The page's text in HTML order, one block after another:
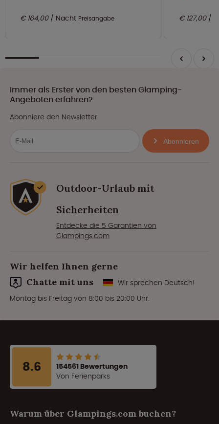
€ 164,00 Nacht Preisangabe € 127,00
Immer als Erster von den besten Glamping-
Angeboten erfahren?
Abonniere den Newsletter
Abonnieren
Outdoor-Urlaub mit
Sicherheiten
Entdecke die 5 Garantien von
Glampings.com
Wir helfen Ihnen gerne
Chatte mit uns
Wir sprechen Deutsch!
Montag bis Freitag von 8:00 bis 20:00 Uhr.
8.6
154561 Bewertungen
Von Ferienparks
Warum über Glampings.com buchen?